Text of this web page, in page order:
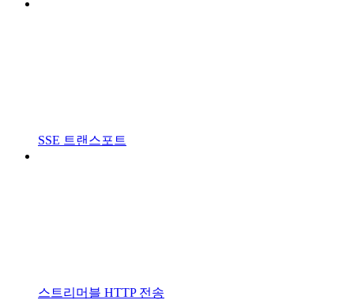
SSE 트랜스포트
스트리머블 HTTP 전송